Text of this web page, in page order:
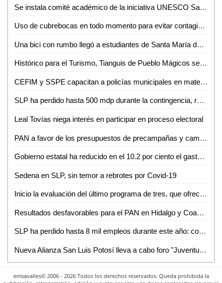
Se instala comité académico de la iniciativa UNESCO San Luis
Uso de cubrebocas en todo momento para evitar contagio: Mónica Rangel
Una bici con rumbo llegó a estudiantes de Santa María del Río y Villa de Reyes
Histórico para el Turismo, Tianguis de Pueblo Mágicos será virtual por pandemia
CEFIM y SSPE capacitan a policías municipales en materia de derechos humanos
SLP ha perdido hasta 500 mdp durante la contingencia, revela Finanzas
Leal Tovías niega interés en participar en proceso electoral
PAN a favor de los presupuestos de precampañas y campañas en SLP
Gobierno estatal ha reducido en el 10.2 por ciento el gasto de operación a precios reales: Daniel Pedroza
Sedena en SLP, sin temor a rebrotes por Covid-19
Inicio la evaluación del último programa de tres, que ofrece la Coordinación Académica Región Altiplano Oeste (CARAO) de la UASLP
Resultados desfavorables para el PAN en Hidalgo y Coahuila, repercutirían en SLP
SLP ha perdido hasta 8 mil empleos durante este año: comparecencia STyPS
Nueva Alianza San Luis Potosí lleva a cabo foro "Juventudes Aliancistas 2021"
emsavalles© 2006 - 2026 Todos los derechos reservados. Queda prohibida la